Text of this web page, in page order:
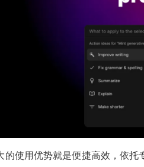
的使用优势就是便捷高效，依